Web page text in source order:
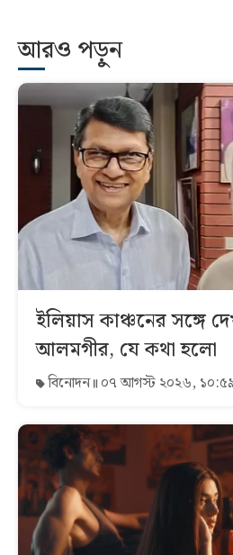
আরও পড়ুন
ইলিয়াস কাঞ্চনের সঙ্গে
আলমগীর, যে কথা হলো
বিনোদন ০৭ আগস্ট ২০২৬,